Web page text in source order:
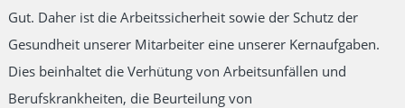
Gut. Daher ist die Arbeitssicherheit sowie der Schutz der
Gesundheit unserer Mitarbeiter eine unserer Kernaufgaben.
Dies beinhaltet die Verhütung von Arbeitsunfällen und
Berufskrankheiten, die Beurteilung von